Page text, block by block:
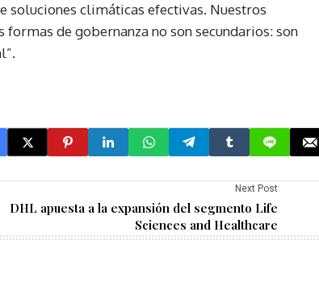
soluciones climáticas efectivas. Nuestros
de gobernanza no son secundarios: son
Next Post
DHL apuesta a la expansión del segmento Life
Sciences and Healthcare